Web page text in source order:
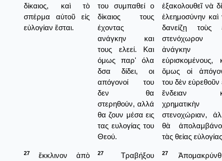
δίκαιος, καὶ τὸ
σπέρμα αὐτοῦ εἰς
εὐλογίαν ἔσται.
του συμπαθεί ο
δίκαιος τους
έχοντας
ανάγκην και
τους ελεεί. Και
όμως παρ' όλα
δσα δίδει, οι
απόγονοί του
δεν θα
στερηθούν, αλλά
θα ζουν μέσα εις
τας ευλογίας του
Θεού.
ἐξακολουθεῖ νὰ
ἐλεημοσύνην καὶ
δανείζῃ τοὺς
στενόχωρον
ἀνάγκην
εὑρισκομένους,
ὅμως οἱ
του δὲν εὐρεθοῦν
ἔνδειαν
χρηματικὴν
στενοχώριαν,
θὰ
τὰς θείας
27
ἔκκλινον ἀπὸ
27
Τραβήξου
27